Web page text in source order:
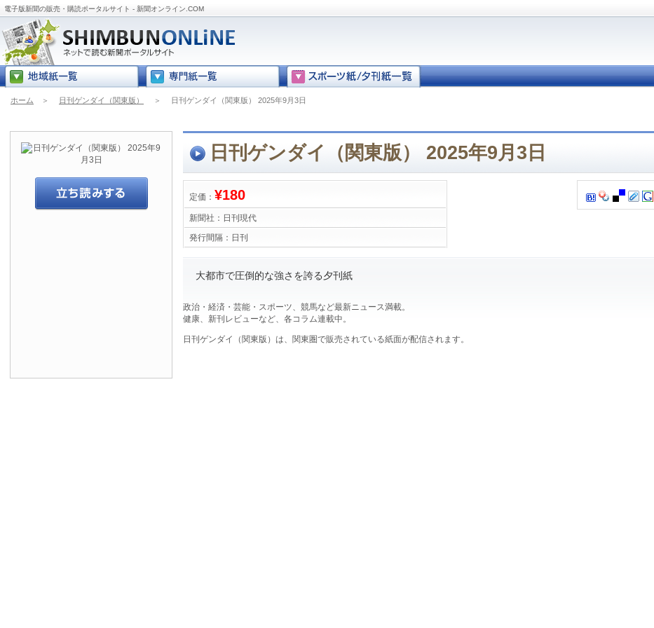
電子版新聞の販売・購読ポータルサイト - 新聞オンライン.COM
ホーム ＞ 日刊ゲンダイ（関東版） ＞ 日刊ゲンダイ（関東版） 2025年9月3日
日刊ゲンダイ（関東版） 2025年9月3日
定価： ¥180
新聞社： 日刊現代
発行間隔： 日刊
大都市で圧倒的な強さを誇る夕刊紙
政治・経済・芸能・スポーツ、競馬など最新ニュース満載。
健康、新刊レビューなど、各コラム連載中。
日刊ゲンダイ（関東版）は、関東圏で販売されている紙面が配信されます。